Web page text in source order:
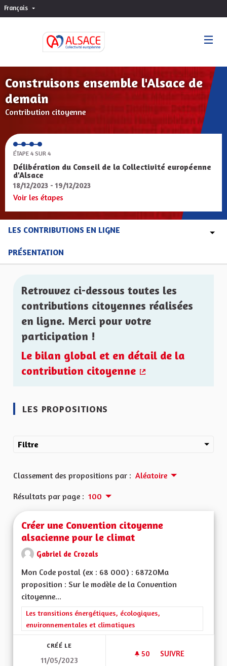
Français Choisir la langue
Construisons ensemble l'Alsace de
demain
Contribution citoyenne
ÉTAPE 4 SUR 4
Délibération du Conseil de la Collectivité européenne
d'Alsace
18/12/2023 - 19/12/2023
Voir les étapes
LES CONTRIBUTIONS EN LIGNE
PRÉSENTATION
Retrouvez ci-dessous toutes les
contributions citoyennes réalisées
en ligne. Merci pour votre
participation !
Le bilan global et en détail de la
contribution citoyenne
LES PROPOSITIONS
Filtre
Classement des propositions par : Aléatoire
Résultats par page : 100
Créer une Convention citoyenne
alsacienne pour le climat
Gabriel de Crozals
Mon Code postal (ex : 68 000) : 68720Ma
proposition : Sur le modèle de la Convention
citoyenne...
Filtrer les résultats de la catégorie : Les transitions
Les transitions énergétiques, écologiques,
environnementales et climatiques
CRÉÉ LE
11/05/2023
50 50 ABONNÉS
SUIVRE